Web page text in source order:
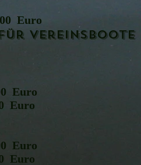
Vereinsboote
Euro
Euro